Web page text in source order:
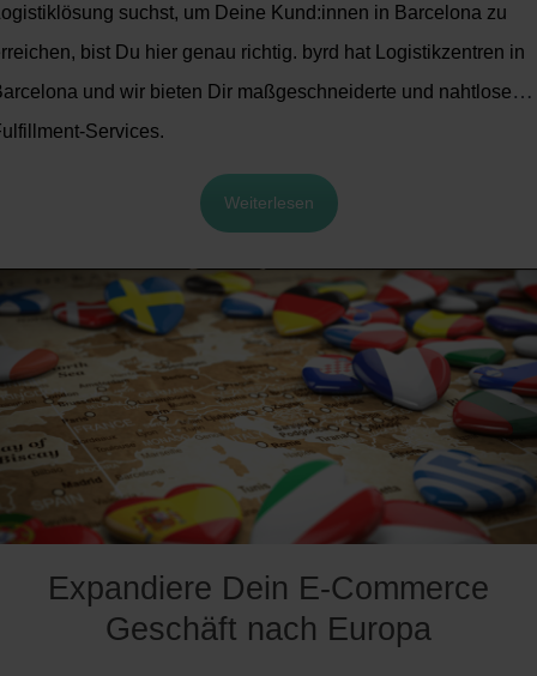
suchst, um Deine Kund:innen in Barcelona zu
bist Du hier genau richtig. byrd hat Logistikzentren in
und wir bieten Dir maßgeschneiderte und nahtlose
Services.
Weiterlesen
Expandiere Dein E-Commerce
Geschäft nach Europa